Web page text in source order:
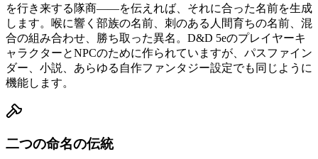
を行き来する隊商——を伝えれば、それに合った名前を生成
します。喉に響く部族の名前、刺のある人間育ちの名前、混
合の組み合わせ、勝ち取った異名。D&D 5eのプレイヤーキ
ャラクターとNPCのために作られていますが、パスファイン
ダー、小説、あらゆる自作ファンタジー設定でも同じように
機能します。
二つの命名の伝統